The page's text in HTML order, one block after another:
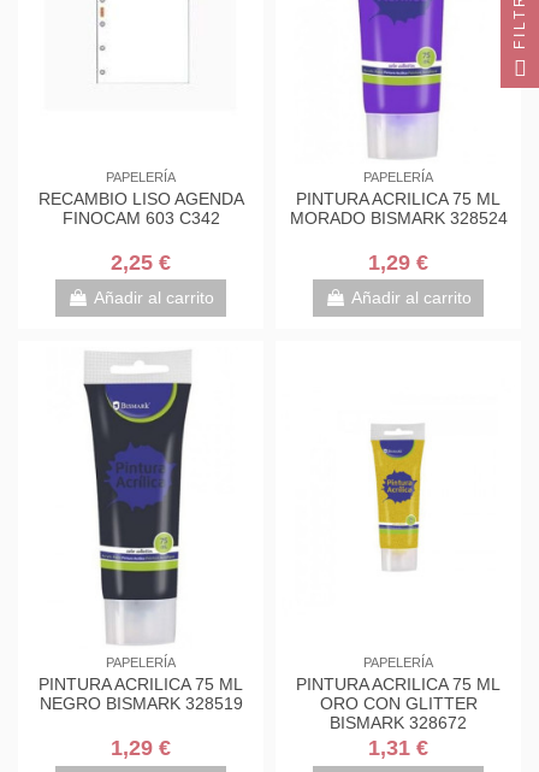
PAPELERÍA
RECAMBIO LISO AGENDA
FINOCAM 603 C342
2,25 €
Añadir al carrito
PAPELERÍA
PINTURA ACRILICA 75 ML
MORADO BISMARK 328524
1,29 €
Añadir al carrito
PAPELERÍA
PINTURA ACRILICA 75 ML
NEGRO BISMARK 328519
1,29 €
PAPELERÍA
PINTURA ACRILICA 75 ML
ORO CON GLITTER
BISMARK 328672
1,31 €